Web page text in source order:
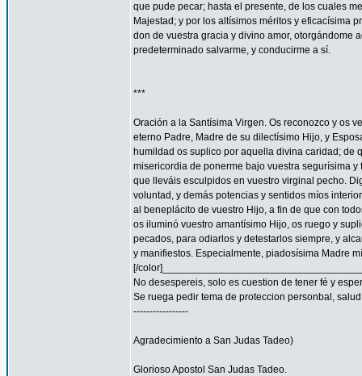
que pude pecar; hasta el presente, de los cuales
Majestad; y por los altísimos méritos y eficacísima
don de vuestra gracia y divino amor, otorgándome
predeterminado salvarme, y conducirme a sí.
***
Oración a la Santísima Virgen. Os reconozco y os
eterno Padre, Madre de su dilectísimo Hijo, y
humildad os suplico por aquella divina caridad; de
misericordia de ponerme bajo vuestra segurísima
que lleváis esculpidos en vuestro virginal pecho.
voluntad, y demás potencias y sentidos míos
al beneplácito de vuestro Hijo, a fin de que con
os iluminó vuestro amantísimo Hijo, os ruego y
pecados, para odiarlos y detestarlos siempre, y
y manifiestos. Especialmente, piadosísima Madre
[/
No desespereis, solo es cuestion de tener fé y
Se ruega pedir tema de proteccion personbal,
-----------------
Agradecimiento a San Judas Tadeo)
Glorioso Apostol San Judas Tadeo.